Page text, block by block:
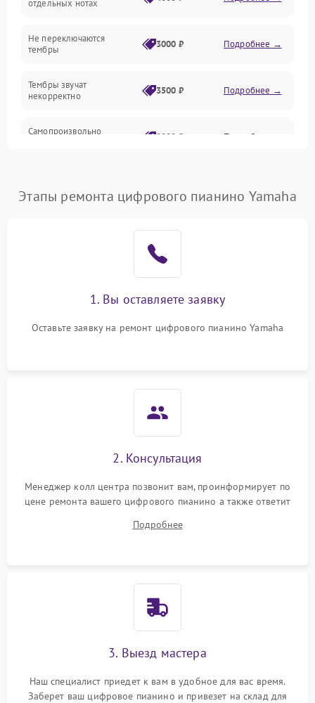
Аудио
Оптика
отдельных нотах
Не переключаются
тембры
3000 ₽ Подробнее →
Тембры звучат
некорректно
3500 ₽ Подробнее →
Самопроизвольно
2800 ₽ Подробнее →
Этапы ремонта цифрового пианино Yamaha
1. Вы оставляете заявку
Оставьте заявку на ремонт цифрового пианино Yamaha
2. Консультация
Менеджер колл центра позвонит вам, проинформирует по
цене ремонта вашего цифрового пианино а также ответит
Подробнее
3. Выезд мастера
Наш специалист приедет к вам в удобное для вас время.
Заберет ваш цифровое пианино и привезет на склад для